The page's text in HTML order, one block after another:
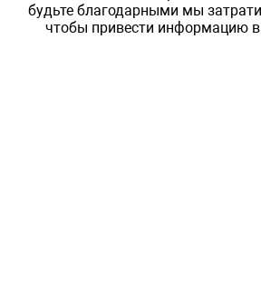
будьте благодарными мы
чтобы привести информацию